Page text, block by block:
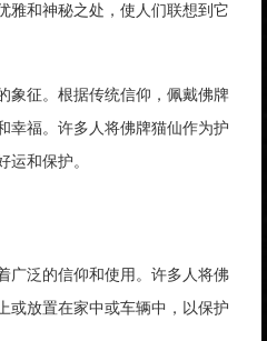
雅和神秘之处，使人们联想到它
象征。根据传统信仰，佩戴佛牌
幸福。许多人将佛牌猫仙作为护
运和保护。
广泛的信仰和使用。许多人将佛
或放置在家中或车辆中，以保护